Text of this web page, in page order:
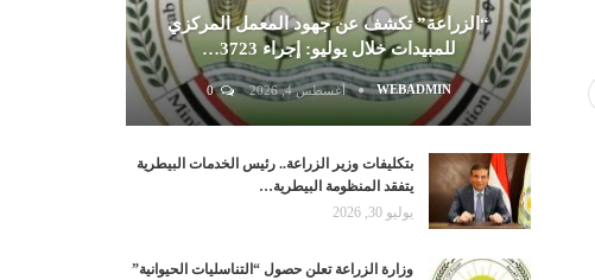
“الزراعة” تكشف عن جهود المعمل المركزي
للمبيدات خلال يوليو: إجراء 3723…
WEBADMIN أغسطس 4, 2026 0
بتكليفات وزير الزراعة.. رئيس الخدمات البيطرية
يتفقد المنظومة البيطرية…
يوليو 30, 2026
وزارة الزراعة تعلن حصول “التناسليات الحيوانية”